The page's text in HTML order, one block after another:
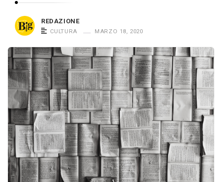
a
n
d
e
a
n
d
REDAZIONE
CULTURA MARZO 18, 2020